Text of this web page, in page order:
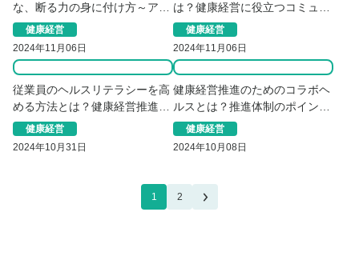
な、断る力の身に付け方～アサ
ーションの活用～
健康経営
2024年11月06日
は？健康経営に役立つコミュニ
ケーション促進
健康経営
2024年11月06日
従業員のヘルスリテラシーを高
める方法とは？健康経営推進に
役立つ取組を紹介
健康経営
2024年10月31日
健康経営推進のためのコラボヘ
ルスとは？推進体制のポイント
や事例を紹介
健康経営
2024年10月08日
1 2